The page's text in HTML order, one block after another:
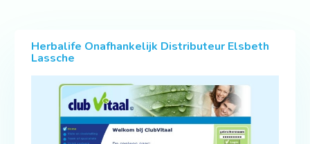
Herbalife Onafhankelijk Distributeur Elsbeth
Lassche